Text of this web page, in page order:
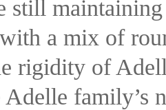
still
a mix of
rigidity of
family’s